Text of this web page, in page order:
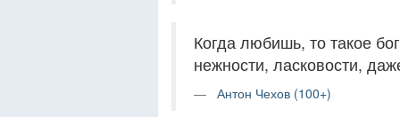
Когда любишь, то такое
нежности, ласковости,
Антон Чехов (100+)